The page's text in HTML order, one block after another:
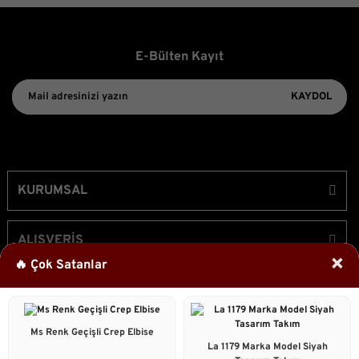
🔥 Çok Satanlar ×
Ms Renk Geçişli Crep Elbise
La 1179 Marka Model Siyah
E-Bülten Kayıt
KAYDOL
KURUMSAL
ALIŞVERİŞ
ÜYELİK
Bizi Takip Edin!